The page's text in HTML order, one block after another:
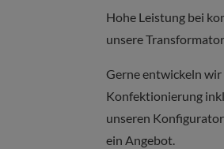
Hohe Leistung bei
unsere
Gerne entwickeln
Konfektionierung
unseren
ein Angebot.